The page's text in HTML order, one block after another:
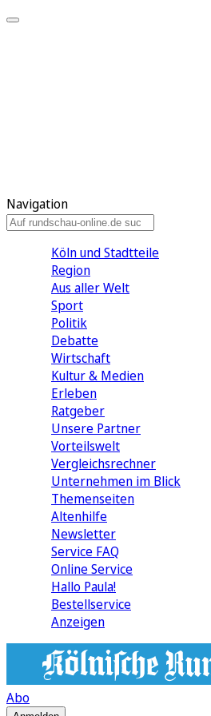
Navigation
Köln und Stadtteile
Region
Aus aller Welt
Sport
Politik
Debatte
Wirtschaft
Kultur & Medien
Erleben
Ratgeber
Unsere Partner
Vorteilswelt
Vergleichsrechner
Unternehmen im Blick
Themenseiten
Altenhilfe
Newsletter
Service FAQ
Online Service
Hallo Paula!
Bestellservice
Anzeigen
Abo